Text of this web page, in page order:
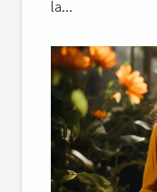
la...